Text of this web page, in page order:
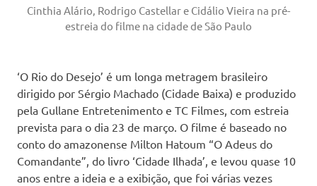
Cinthia Alário, Rodrigo Castellar e Cidálio Vieira na pré-
estreia do filme na cidade de São Paulo
‘O Rio do Desejo’ é um longa metragem brasileiro
dirigido por Sérgio Machado (Cidade Baixa) e produzido
pela Gullane Entretenimento e TC Filmes, com estreia
prevista para o dia 23 de março. O filme é baseado no
conto do amazonense Milton Hatoum “O Adeus do
Comandante”, do livro ‘Cidade Ilhada’, e levou quase 10
anos entre a ideia e a exibição, que foi várias vezes